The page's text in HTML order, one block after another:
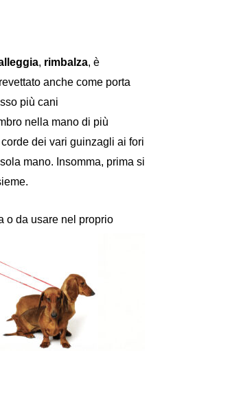
, rimbalza, è
anche come porta
più cani
nella mano di più
dei vari guinzagli ai fori
mano. Insomma, prima si
o da usare nel proprio